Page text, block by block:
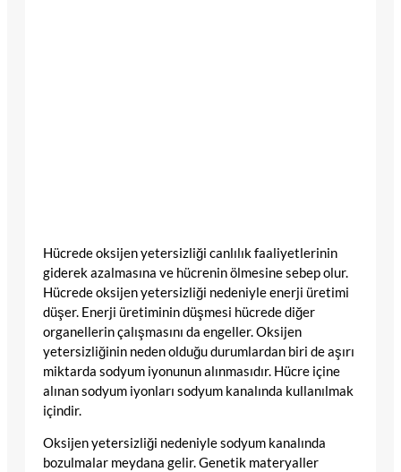
Hücrede oksijen yetersizliği canlılık faaliyetlerinin
giderek azalmasına ve hücrenin ölmesine sebep olur.
Hücrede oksijen yetersizliği nedeniyle enerji üretimi
düşer. Enerji üretiminin düşmesi hücrede diğer
organellerin çalışmasını da engeller. Oksijen
yetersizliğinin neden olduğu durumlardan biri de aşırı
miktarda sodyum iyonunun alınmasıdır. Hücre içine
alınan sodyum iyonları sodyum kanalında kullanılmak
içindir.
Oksijen yetersizliği nedeniyle sodyum kanalında
bozulmalar meydana gelir. Genetik materyaller